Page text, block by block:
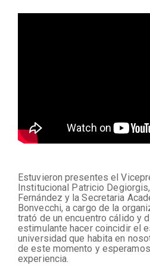
Estuvieron presentes el
Institucional Patricio
Fernández y la Secretaria
Bonvecchi, a cargo de la
trató de un encuentro cálido y
estimulante hacer coincidir el
universidad que habita en
de este momento y
experiencia.